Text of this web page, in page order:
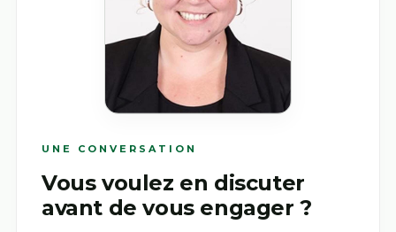
UNE CONVERSATION
Vous voulez en discuter
avant de vous engager ?